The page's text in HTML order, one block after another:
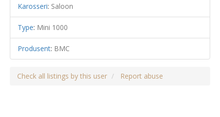
Karosseri: Saloon
Type: Mini 1000
Produsent: BMC
Check all listings by this user Report abuse